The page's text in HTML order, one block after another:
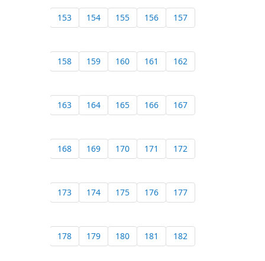
153 154 155 156 157
158 159 160 161 162
163 164 165 166 167
168 169 170 171 172
173 174 175 176 177
178 179 180 181 182